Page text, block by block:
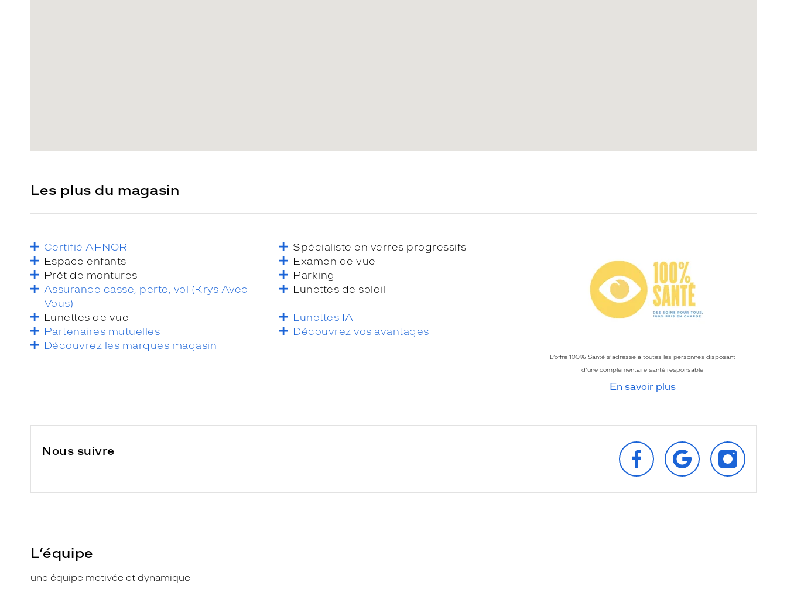
Les plus du magasin
Certifié AFNOR
Spécialiste en verres progressifs
Espace enfants
Examen de vue
Prêt de montures
Parking
Assurance casse, perte, vol (Krys Avec
Vous)
Lunettes de soleil
Lunettes de vue
Lunettes IA
Partenaires mutuelles
Découvrez vos avantages
Découvrez les marques magasin
L’offre 100% Santé s’adresse à toutes les personnes disposant
d’une complémentaire santé responsable
En savoir plus
Nous suivre
SUIVEZ‑NOUS
SUR
FACEBOOK
RETROUVEZ‑NOUS
SUR
GOOGLE
SUR
INSTAGRAM
L’équipe
une équipe motivée et dynamique